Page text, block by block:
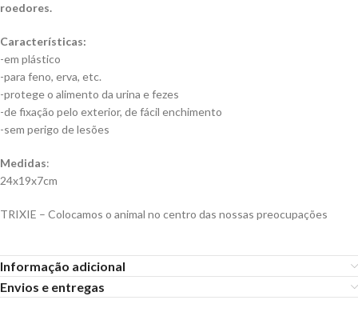
roedores.
Características:
-em plástico
-para feno, erva, etc.
-protege o alimento da urina e fezes
-de fixação pelo exterior, de fácil enchimento
-sem perigo de lesões
Medidas:
24x19x7cm
TRIXIE – Colocamos o animal no centro das nossas preocupações
Informação adicional
Envios e entregas